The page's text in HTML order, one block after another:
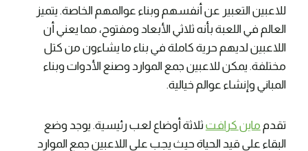
للاعبين التعبير عن أنفسهم وبناء عوالمهم الخاصة. يتميز
العالم في اللعبة بأنه ثلاثي الأبعاد ومفتوح، مما يعني أن
اللاعبين لديهم حرية كاملة في بناء ما يشاءون من كتل
مختلفة. يمكن للاعبين جمع الموارد وصنع الأدوات وبناء
المباني وإنشاء عوالم خيالية.
تقدم ماين كرافتثلاثة أوضاع لعب رئيسية. يوجد وضع
البقاء على قيد الحياة حيث يجب على اللاعبين جمع الموارد